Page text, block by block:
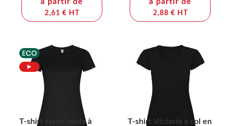
2,61 € HT 2,88 € HT
T-shirt sport Imola à
T-shirt Victoria à col en